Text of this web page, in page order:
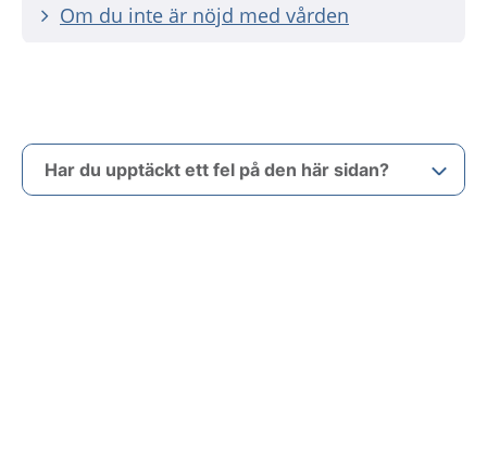
Om du inte är nöjd med vården
Har du upptäckt ett fel på den här sidan?